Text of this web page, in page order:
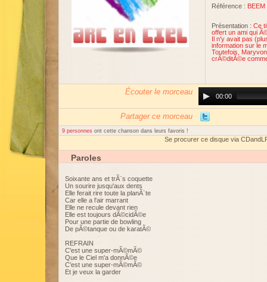
Référence : BEEM
Présentation : Ce
offert un ami qui
Il n'y avait pas
information sur le
Toutefois,
crÃ©ditÃ©e
Écouter le morceau
Player00:00
Partager ce morceau
9 personnes ont cette chanson dans leurs favoris !
Se procurer ce disque via
Paroles
Soixante ans et trÃ¨s coquette
Un sourire jusqu'aux dents
Elle ferait rire toute la planÃ¨te
Car elle a l'air marrant
Elle ne recule devant rien
Elle est toujours dÃ©cidÃ©e
Pour une partie de bowling
De pÃ©tanque ou de karatÃ©
REFRAIN
C'est une super-mÃ©mÃ©
Que le Ciel m'a donnÃ©e
C'est une super-mÃ©mÃ©
Et je veux la garder